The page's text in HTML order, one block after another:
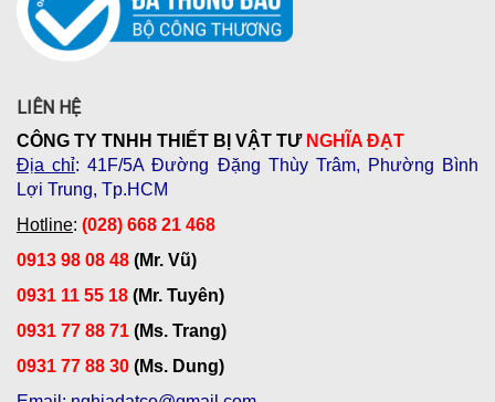
LIÊN HỆ
CÔNG TY TNHH THIẾT BỊ VẬT TƯ NGHĨA ĐẠT
Địa chỉ: 41F/5A Đường Đặng Thùy Trâm, Phường Bình
Lợi Trung, Tp.HCM
Hotline: (028) 668 21 468
0913 98 08 48 (Mr. Vũ)
0931 11 55 18 (Mr. Tuyên)
0931 77 88 71 (Ms. Trang)
0931 77 88 30 (Ms. Dung)